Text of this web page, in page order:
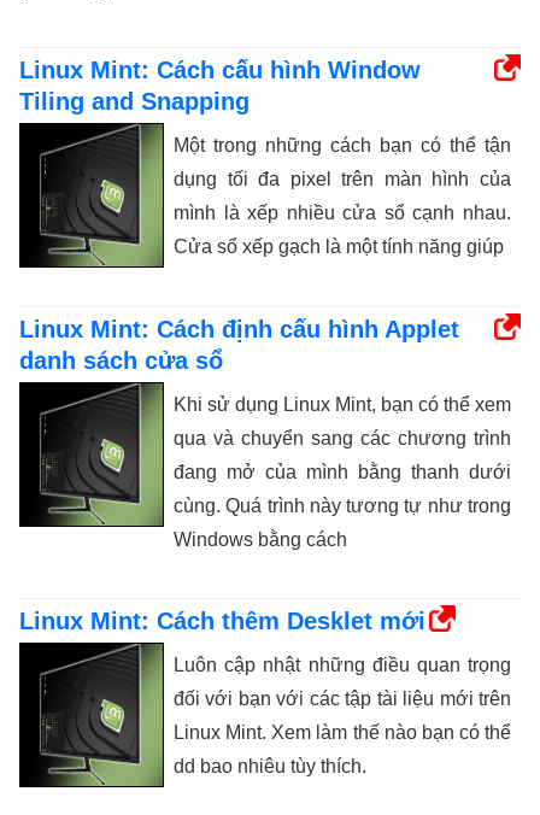
Linux Mint: Cách cấu hình Window
Tiling and Snapping
Một trong những cách bạn có thể tận
dụng tối đa pixel trên màn hình của
mình là xếp nhiều cửa sổ cạnh nhau.
Cửa sổ xếp gạch là một tính năng giúp
Linux Mint: Cách định cấu hình Applet
danh sách cửa sổ
Khi sử dụng Linux Mint, bạn có thể xem
qua và chuyển sang các chương trình
đang mở của mình bằng thanh dưới
cùng. Quá trình này tương tự như trong
Windows bằng cách
Linux Mint: Cách thêm Desklet mới
Luôn cập nhật những điều quan trọng
đối với bạn với các tập tài liệu mới trên
Linux Mint. Xem làm thế nào bạn có thể
dd bao nhiêu tùy thích.